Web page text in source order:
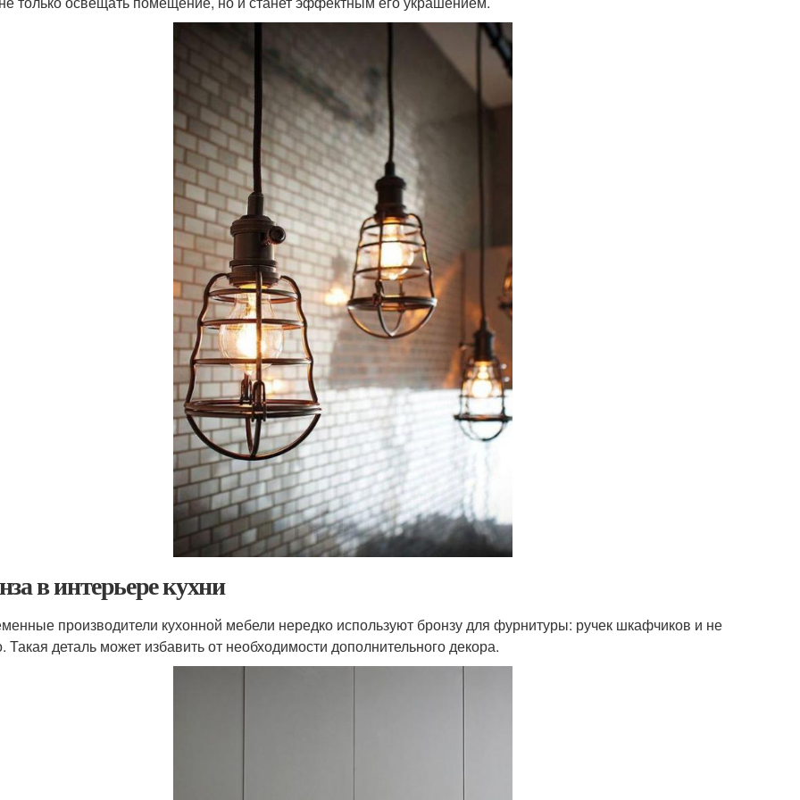
в интерьере кухни
производители кухонной мебели нередко используют бронзу для фурнитуры: ручек шкафчиков и не
Такая деталь может избавить от необходимости дополнительного декора.